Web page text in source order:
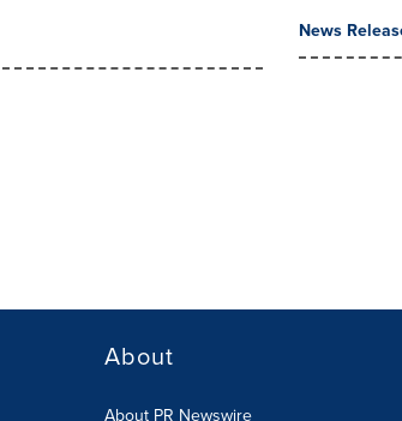
News
About
About PR Newswire